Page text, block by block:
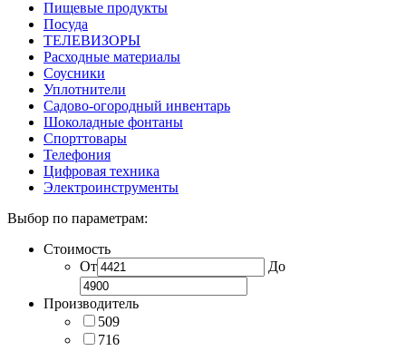
Пищевые продукты
Посуда
ТЕЛЕВИЗОРЫ
Расходные материалы
Соусники
Уплотнители
Садово-огородный инвентарь
Шоколадные фонтаны
Спорттовары
Телефония
Цифровая техника
Электроинструменты
Выбор по параметрам:
Стоимость
От
До
Производитель
509
716